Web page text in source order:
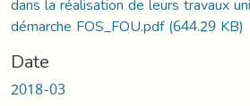
démarche FOS_FOU.pdf(644.29 KB)
Date
2018-03